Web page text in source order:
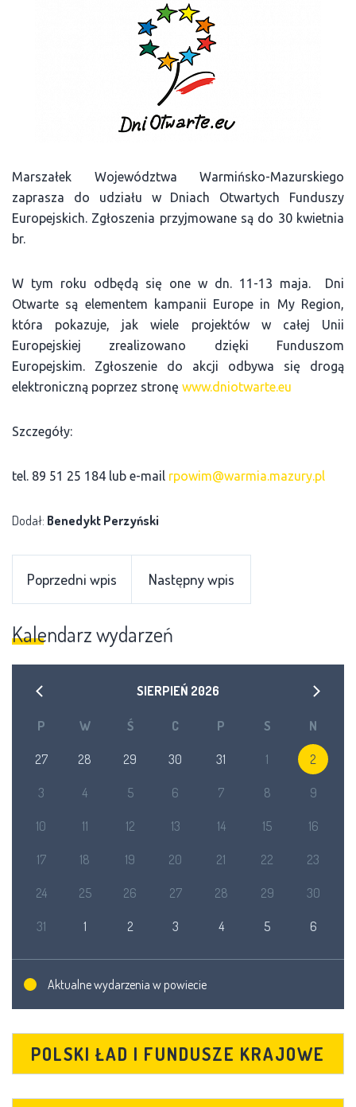
Marszałek Województwa Warmińsko-Mazurskiego
zaprasza do udziału w Dniach Otwartych Funduszy
Europejskich. Zgłoszenia przyjmowane są do 30 kwietnia
br.
W tym roku odbędą się one w dn. 11-13 maja. Dni
Otwarte są elementem kampanii Europe in My Region,
która pokazuje, jak wiele projektów w całej Unii
Europejskiej zrealizowano dzięki Funduszom
Europejskim. Zgłoszenie do akcji odbywa się drogą
elektroniczną poprzez stronę www.dniotwarte.eu
Szczegóły:
tel. 89 51 25 184 lub e-mail rpowim@warmia.mazury.pl
Dodał: Benedykt Perzyński
Poprzedni wpis Następny wpis
Kalendarz wydarzeń
SIERPIEŃ 2026
P W Ś C P S N
27 28 29 30 31 1 2
3 4 5 6 7 8 9
10 11 12 13 14 15 16
17 18 19 20 21 22 23
24 25 26 27 28 29 30
31 1 2 3 4 5 6
Aktualne wydarzenia w powiecie
POLSKI ŁAD I FUNDUSZE KRAJOWE